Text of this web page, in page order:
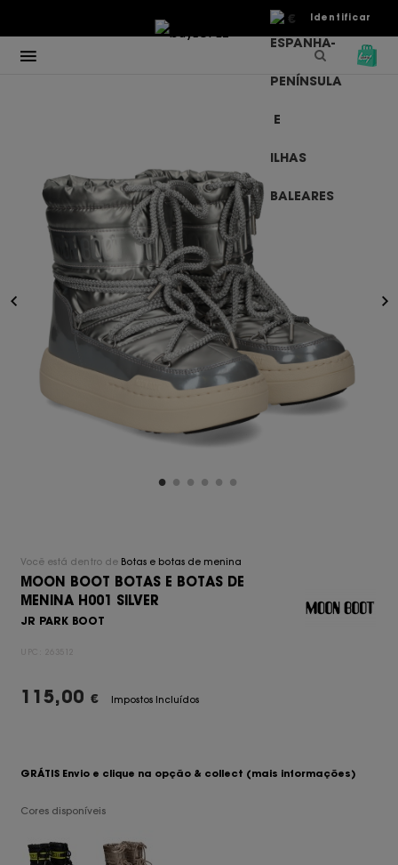
Identificar
€
Você está dentro de Botas e botas de menina
MOON BOOT BOTAS E BOTAS DE
MENINA H001 SILVER
JR PARK BOOT
UPC: 263512
115,00 € Impostos Incluídos
GRÁTIS Envio e clique na opção & collect (mais informações)
Cores disponíveis